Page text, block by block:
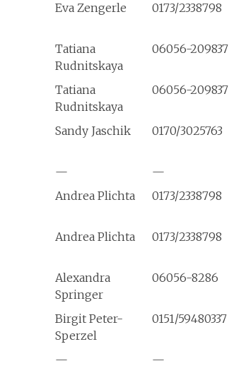
Eva Zengerle 0173/2338798
Tatiana
Rudnitskaya
06056-209837
Tatiana
Rudnitskaya
06056-209837
Sandy Jaschik 0170/3025763
—
—
Andrea Plichta 0173/2338798
Andrea Plichta 0173/2338798
Alexandra
Springer
06056-8286
Birgit Peter-
Sperzel
0151/59480337
—
—